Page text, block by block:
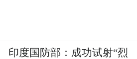
印度国防部：成功试射“烈